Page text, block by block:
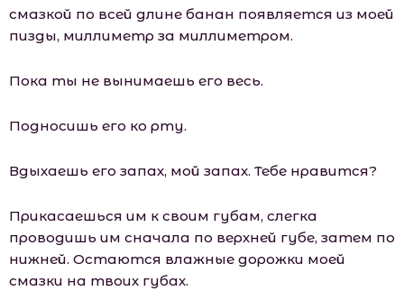
смазкой по всей длине банан появляется из моей
пизды, миллиметр за миллиметром.
Пока ты не вынимаешь его весь.
Подносишь его ко рту.
Вдыхаешь его запах, мой запах. Тебе нравится?
Прикасаешься им к своим губам, слегка
проводишь им сначала по верхней губе, затем по
нижней. Остаются влажные дорожки моей
смазки на твоих губах.